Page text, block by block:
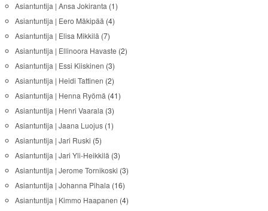
Asiantuntija | Ansa Jokiranta (1)
Asiantuntija | Eero Mäkipää (4)
Asiantuntija | Elisa Mikkilä (7)
Asiantuntija | Ellinoora Havaste (2)
Asiantuntija | Essi Kiiskinen (3)
Asiantuntija | Heidi Tattinen (2)
Asiantuntija | Henna Ryömä (41)
Asiantuntija | Henri Vaarala (3)
Asiantuntija | Jaana Luojus(1)
Asiantuntija | Jari Ruski (5)
Asiantuntija | Jari Yli-Heikkilä (3)
Asiantuntija | Jerome Tornikoski (3)
Asiantuntija | Johanna Pihala (16)
Asiantuntija | Kimmo Haapanen (4)